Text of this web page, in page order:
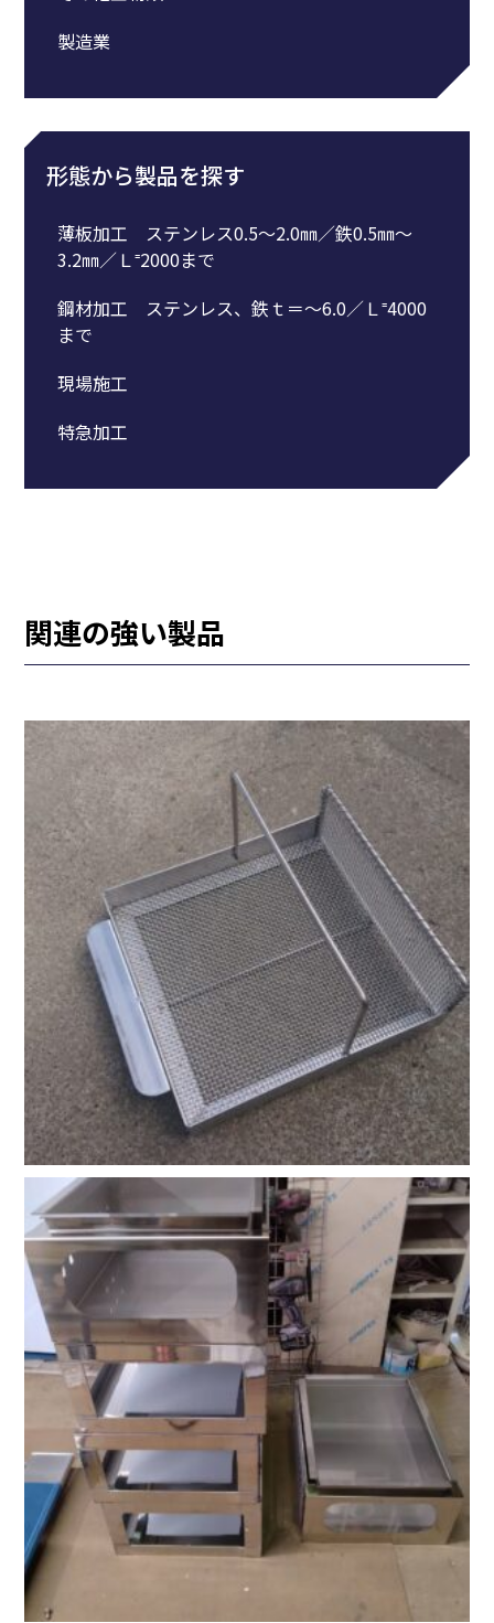
製造業
形態から製品を探す
薄板加工 ステンレス0.5～2.0㎜／鉄0.5㎜～
3.2㎜／Ｌ⁼2000まで
鋼材加工 ステンレス、鉄ｔ＝～6.0／Ｌ⁼4000
まで
現場施工
特急加工
関連の強い製品